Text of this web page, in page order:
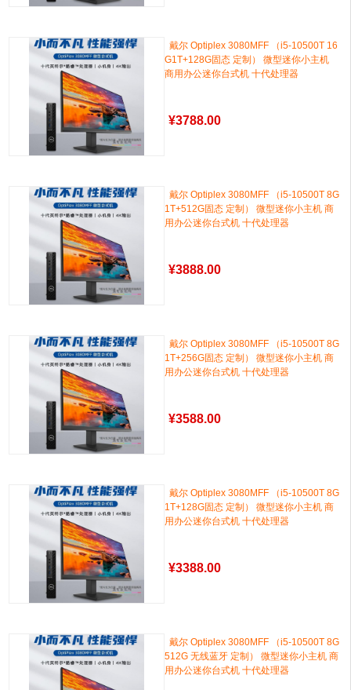
戴尔 Optiplex 3080MFF （i5-10500T 16
G1T+128G固态 定制） 微型迷你小主机
商用办公迷你台式机 十代处理器
¥3788.00
戴尔 Optiplex 3080MFF （i5-10500T 8G
1T+512G固态 定制） 微型迷你小主机 商
用办公迷你台式机 十代处理器
¥3888.00
戴尔 Optiplex 3080MFF （i5-10500T 8G
1T+256G固态 定制） 微型迷你小主机 商
用办公迷你台式机 十代处理器
¥3588.00
戴尔 Optiplex 3080MFF （i5-10500T 8G
1T+128G固态 定制） 微型迷你小主机 商
用办公迷你台式机 十代处理器
¥3388.00
戴尔 Optiplex 3080MFF （i5-10500T 8G
512G 无线蓝牙 定制） 微型迷你小主机 商
用办公迷你台式机 十代处理器